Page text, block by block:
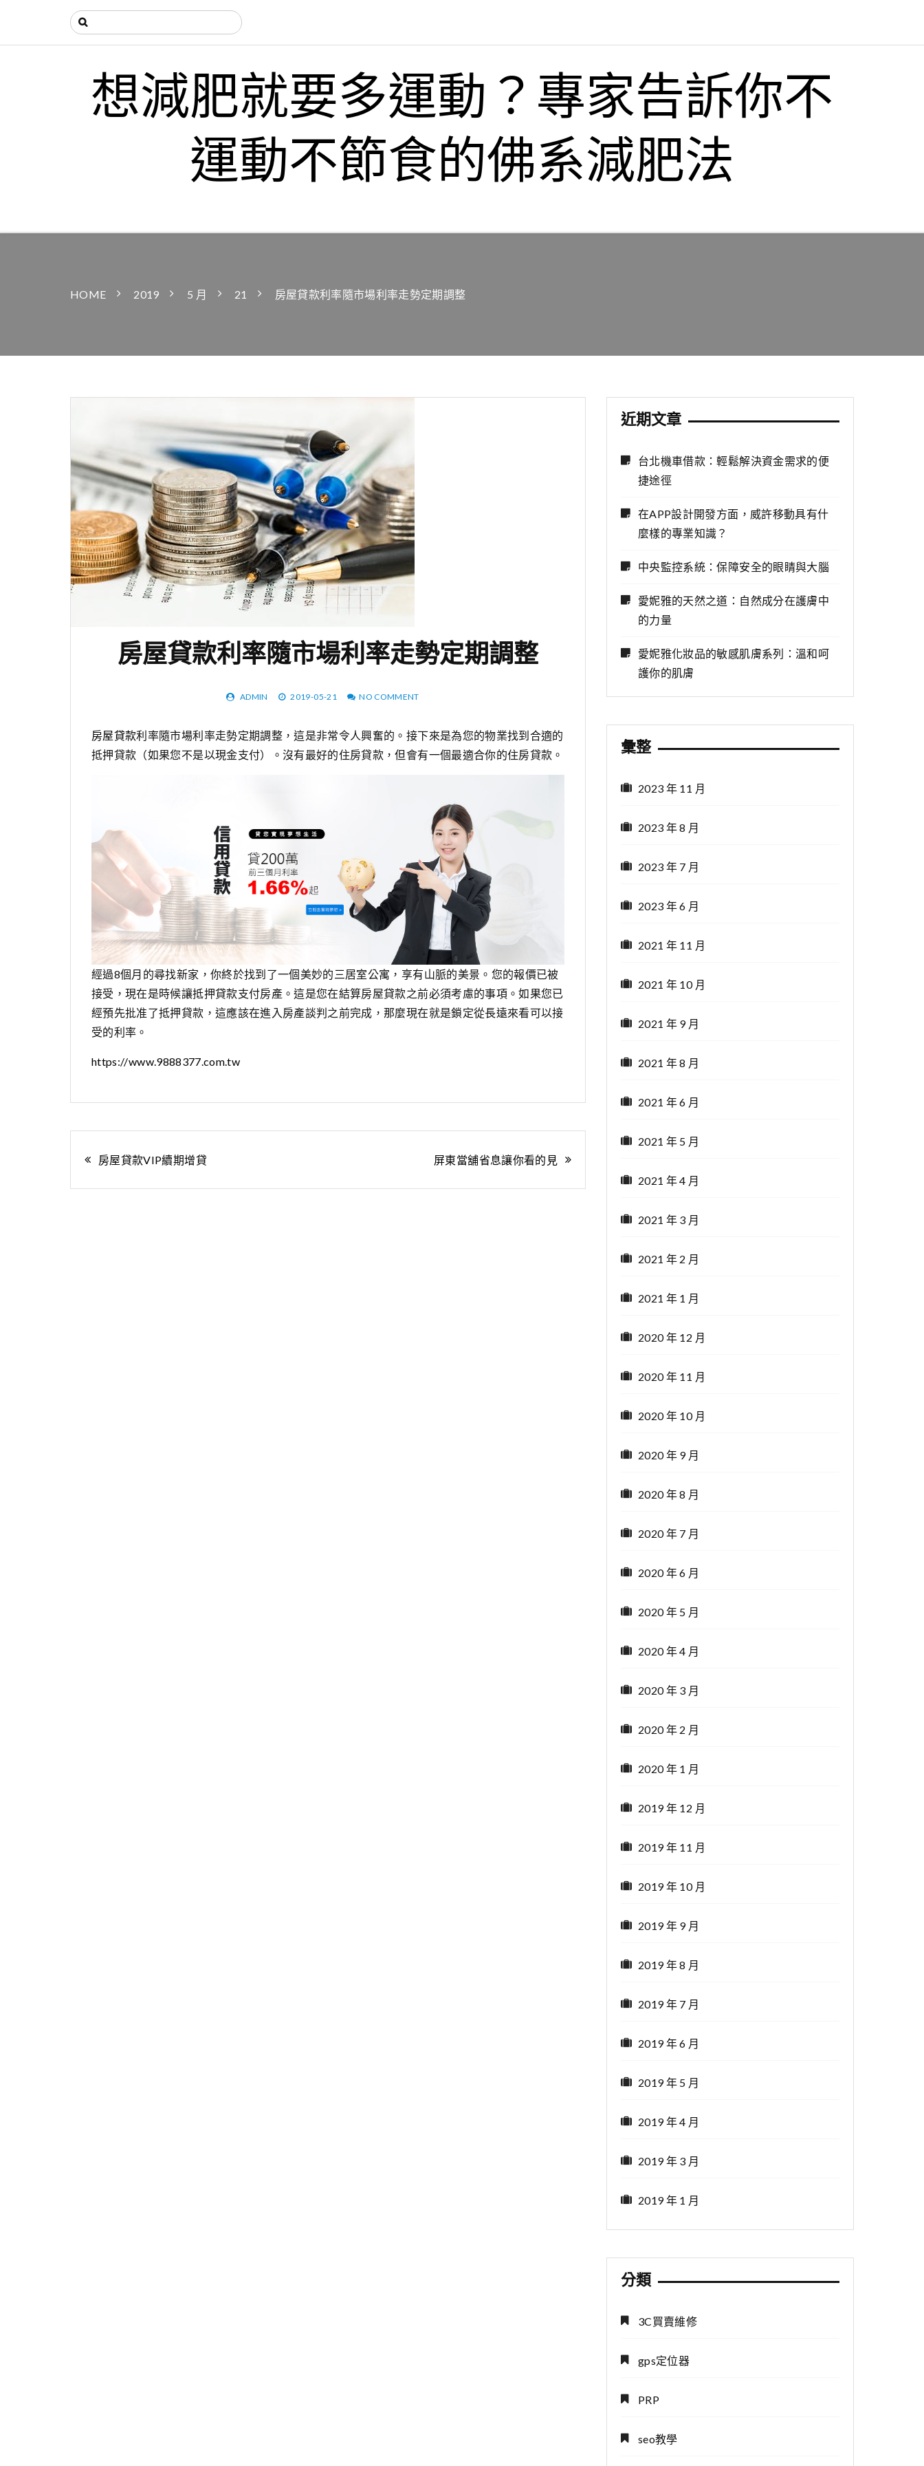
想減肥就要多運動？專家告訴你不
運動不節食的佛系減肥法
HOME 2019 5 月 21 房屋貸款利率隨市場利率走勢定期調整
房屋貸款利率隨市場利率走勢定期調整
ADMIN 2019-05-21 NO COMMENT
房屋貸款利率隨市場利率走勢定期調整，這是非常令人興奮的。接下來是為您的物業找到合適的
抵押貸款（如果您不是以現金支付）。沒有最好的住房貸款，但會有一個最適合你的住房貸款。
經過8個月的尋找新家，你終於找到了一個美妙的三居室公寓，享有山脈的美景。您的報價已被
接受，現在是時候讓抵押貸款支付房產。這是您在結算房屋貸款之前必須考慮的事項。如果您已
經預先批准了抵押貸款，這應該在進入房產談判之前完成，那麼現在就是鎖定從長遠來看可以接
受的利率。
https://www.9888377.com.tw
文
章
房屋貸款VIP續期增貸 屏東當舖省息讓你看的見
近期文章
台北機車借款：輕鬆解決資金需求的便
捷途徑
在APP設計開發方面，威許移動具有什
麼樣的專業知識？
中央監控系統：保障安全的眼睛與大腦
愛妮雅的天然之道：自然成分在護膚中
的力量
愛妮雅化妝品的敏感肌膚系列：溫和呵
護你的肌膚
彙整
2023 年 11 月
2023 年 8 月
2023 年 7 月
2023 年 6 月
2021 年 11 月
2021 年 10 月
2021 年 9 月
2021 年 8 月
2021 年 6 月
2021 年 5 月
2021 年 4 月
2021 年 3 月
2021 年 2 月
2021 年 1 月
2020 年 12 月
2020 年 11 月
2020 年 10 月
2020 年 9 月
2020 年 8 月
2020 年 7 月
2020 年 6 月
2020 年 5 月
2020 年 4 月
2020 年 3 月
2020 年 2 月
2020 年 1 月
2019 年 12 月
2019 年 11 月
2019 年 10 月
2019 年 9 月
2019 年 8 月
2019 年 7 月
2019 年 6 月
2019 年 5 月
2019 年 4 月
2019 年 3 月
2019 年 1 月
分類
3C買賣維修
gps定位器
PRP
seo教學